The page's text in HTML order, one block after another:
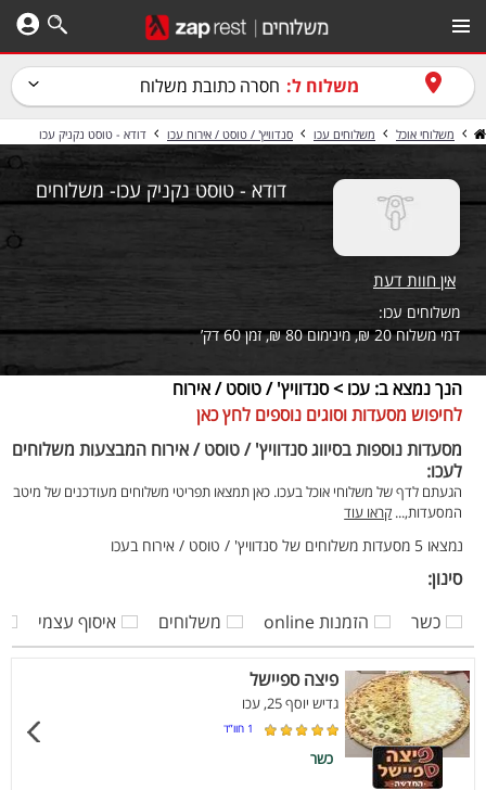
משלוח ל: חסרה כתובת משלוח
משלוחי אוכל משלוחים עכו סנדוויץ' / טוסט / אירוח עכו דודא - טוסט נקניק עכו
דודא - טוסט נקניק עכו- משלוחים
אין חוות דעת
משלוחים עכו:
דמי משלוח 20 ₪, מינימום 80 ₪, זמן 60 דק’
הנך נמצא ב: עכו > סנדוויץ' / טוסט / אירוח
לחיפוש מסעדות וסוגים נוספים לחץ כאן
מסעדות נוספות בסיווג סנדוויץ' / טוסט / אירוח המבצעות משלוחים
לעכו:
הגעתם לדף של משלוחי אוכל בעכו. כאן תמצאו תפריטי משלוחים מעודכנים של מיטב
המסעדות,... קראו עוד
נמצאו 5 מסעדות משלוחים של סנדוויץ' / טוסט / אירוח בעכו
סינון:
כשר
הזמנות online משלוחים איסוף עצמי
פיצה ספיישל
גדיש יוסף 25, עכו
1 חוו”ד
כשר